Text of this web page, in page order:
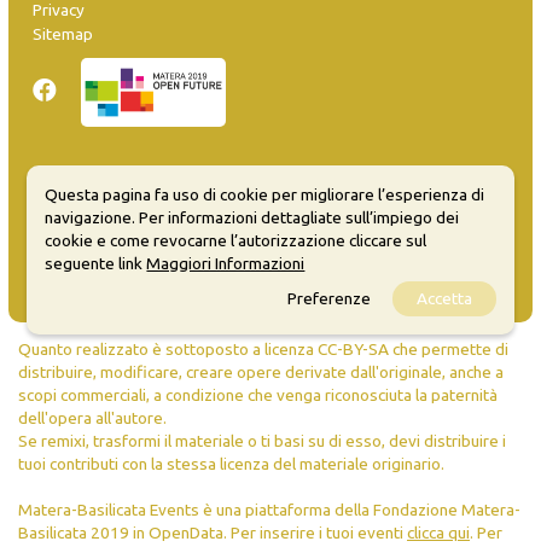
Privacy
Sitemap
Inserisci evento
Guida
FAQ
info@materaevents.it
Quanto realizzato è sottoposto a licenza CC-BY-SA che permette di
distribuire, modificare, creare opere derivate dall'originale, anche a
scopi commerciali, a condizione che venga riconosciuta la paternità
dell'opera all'autore.
Se remixi, trasformi il materiale o ti basi su di esso, devi distribuire i
tuoi contributi con la stessa licenza del materiale originario.
Matera-Basilicata Events è una piattaforma della Fondazione Matera-
Basilicata 2019 in OpenData. Per inserire i tuoi eventi clicca qui. Per
Questa pagina fa uso di cookie per migliorare l’esperienza di
navigazione. Per informazioni dettagliate sull’impiego dei
cookie e come revocarne l’autorizzazione cliccare sul
seguente linkMaggiori Informazioni
Preferenze
Accetta